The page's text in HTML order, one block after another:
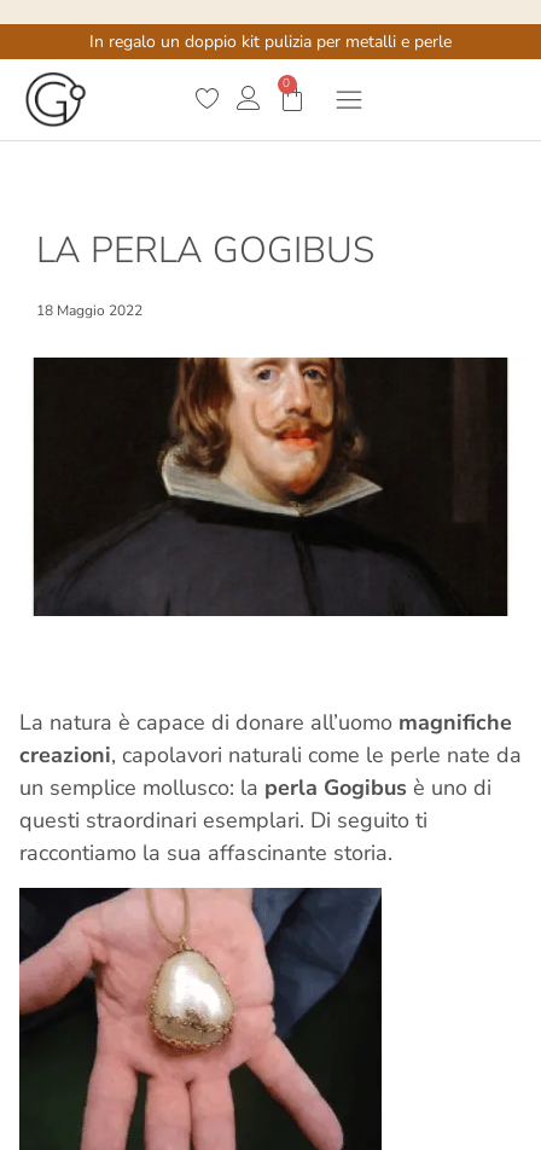
In regalo un doppio kit pulizia per metalli e perle
0
LA PERLA GOGIBUS
18 Maggio 2022
La natura è capace di donare all’uomo magnifiche
creazioni, capolavori naturali come le perle nate da
un semplice mollusco: la perla Gogibus è uno di
questi straordinari esemplari. Di seguito ti
raccontiamo la sua affascinante storia.